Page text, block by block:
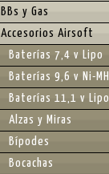
BBs y Gas
Accesorios Airsoft
Baterías 7,4 v Lipo
Baterías 9,6 v Ni-MH
Baterías 11,1 v Lipo
Alzas y Miras
Bípodes
Bocachas